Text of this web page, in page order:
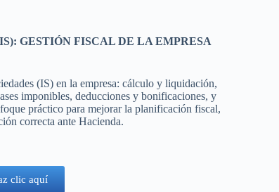
GESTIÓN FISCAL DE LA EMPRESA
(IS) en la empresa: cálculo y liquidación,
imponibles, deducciones y bonificaciones, y
práctico para mejorar la planificación fiscal,
correcta ante Hacienda.
clic aquí